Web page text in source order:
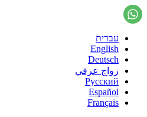
עברית
English
Deutsch
زواج عرفي
Русский
Español
Français